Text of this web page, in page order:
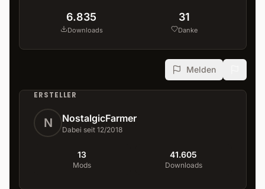
6.835
Downloads
31
Danke
Melden
ERSTELLER
N NostalgicFarmer
Dabei seit 12/2018
13
Mods
41.605
Downloads